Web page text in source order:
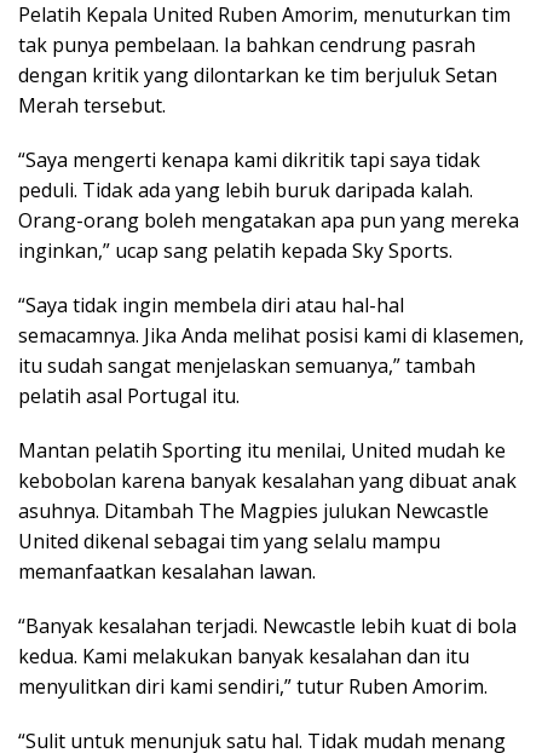
Pelatih Kepala United Ruben Amorim, menuturkan tim
tak punya pembelaan. Ia bahkan cendrung pasrah
dengan kritik yang dilontarkan ke tim berjuluk Setan
Merah tersebut.
“Saya mengerti kenapa kami dikritik tapi saya tidak
peduli. Tidak ada yang lebih buruk daripada kalah.
Orang-orang boleh mengatakan apa pun yang mereka
inginkan,” ucap sang pelatih kepada Sky Sports.
“Saya tidak ingin membela diri atau hal-hal
semacamnya. Jika Anda melihat posisi kami di klasemen,
itu sudah sangat menjelaskan semuanya,” tambah
pelatih asal Portugal itu.
Mantan pelatih Sporting itu menilai, United mudah ke
kebobolan karena banyak kesalahan yang dibuat anak
asuhnya. Ditambah The Magpies julukan Newcastle
United dikenal sebagai tim yang selalu mampu
memanfaatkan kesalahan lawan.
“Banyak kesalahan terjadi. Newcastle lebih kuat di bola
kedua. Kami melakukan banyak kesalahan dan itu
menyulitkan diri kami sendiri,” tutur Ruben Amorim.
“Sulit untuk menunjuk satu hal. Tidak mudah menang